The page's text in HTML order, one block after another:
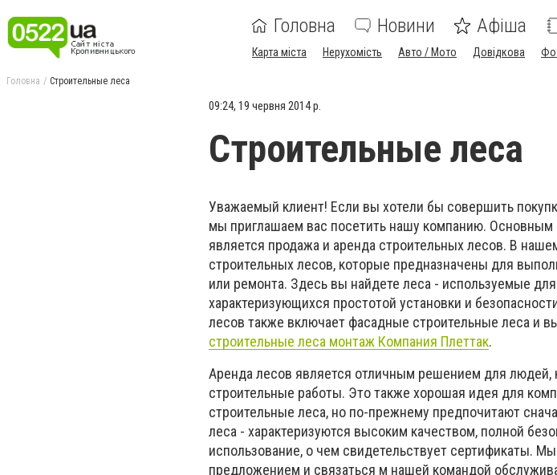
Головна Новини Афіша
Карта міста Нерухомість Авто / Мото Довідкова
Головна Строительные леса
09:24, 19 червня 2014 р.
Строительные леса
Уважаемый клиент! Если вы хотели бы совершить
мы приглашаем вас посетить нашу компанию. Основным
является продажа и аренда строительных лесов. В
строительных лесов, которые предназначены для
или ремонта. Здесь вы найдете леса - используемые
характеризующихся простотой установки и
лесов также включает фасадные строительные леса и
строительные леса монтаж Компания Плеттак.
Аренда лесов является отличным решением для людей,
строительные работы. Это также хорошая идея для
строительные леса, но по-прежнему предпочитают
леса - характеризуются высоким качеством, полной
использование, о чем свидетельствует сертификаты.
предложением и связаться м нашей командой